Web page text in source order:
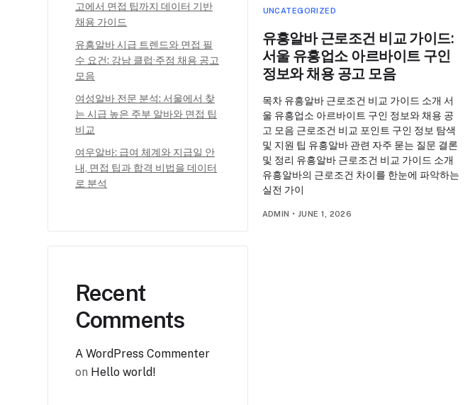
고에서 면접 팁까지 데이터 기반
채용 가이드
유흥알바 시급 트렌드와 면접 필
수 요건: 강남 클럽·주점 채용 공고
모음
여성알바 전문 분석: 서울에서 찾
는 시급 높은 주부 알바와 면접 팁
비교
여우알바: 급여 체계와 지급일 안
내, 면접 팁과 합격 비법을 데이터
로 분석
Recent
Comments
A WordPress Commenter
on Hello world!
UNCATEGORIZED
유흥알바 근로조건 비교 가이드:
서울 유흥업소 아르바이트 구인
정보와 채용 공고 모음
목차 유흥알바 근로조건 비교 가이드 소개 서
울 유흥업소 아르바이트 구인 정보와 채용 공
고 모음 근로조건 비교 포인트 구인 정보 탐색
및 지원 팁 유흥알바 관련 자주 묻는 질문 결론
및 정리 유흥알바 근로조건 비교 가이드 소개
유흥알바의 근로조건 차이를 한눈에 파악하는
실전 가이
ADMIN • JUNE 1, 2026